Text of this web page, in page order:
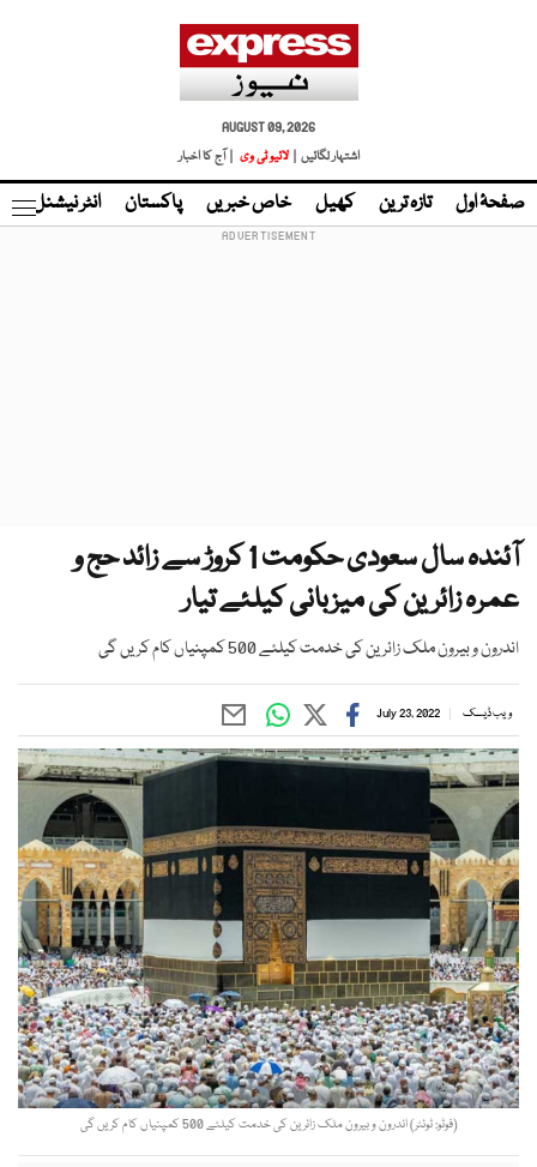
AUGUST 09, 2026
اشتہار لگائیں |
لائیو ٹی وی | آج کا اخبار
صفحۂ اول تازہ ترین کھیل خاص خبریں پاکستان انٹر نیشنل
آئندہ سال سعودی حکومت 1 کروڑ سے زائد حج و
عمرہ زائرین کی میزبانی کیلئے تیار
اندرون و بیرون ملک زائرین کی خدمت کیلئے 500 کمپنیاں کام کریں گی
ویب ڈیسک July 23, 2022
(فوٹو: ٹوئٹر) اندرون و بیرون ملک زائرین کی خدمت کیلئے 500 کمپنیاں کام کریں گی